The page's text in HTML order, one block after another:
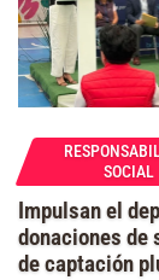
SOCIAL
Impulsan el
donaciones de
de captación